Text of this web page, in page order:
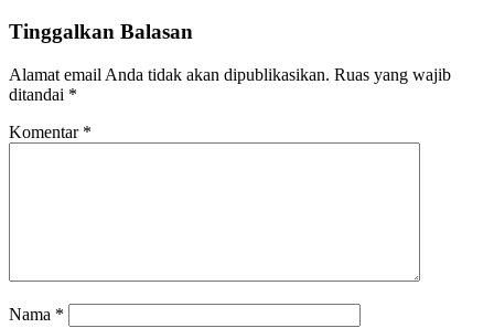
Tinggalkan Balasan
Alamat email Anda tidak akan dipublikasikan. Ruas yang wajib
ditandai *
Komentar *
Nama *